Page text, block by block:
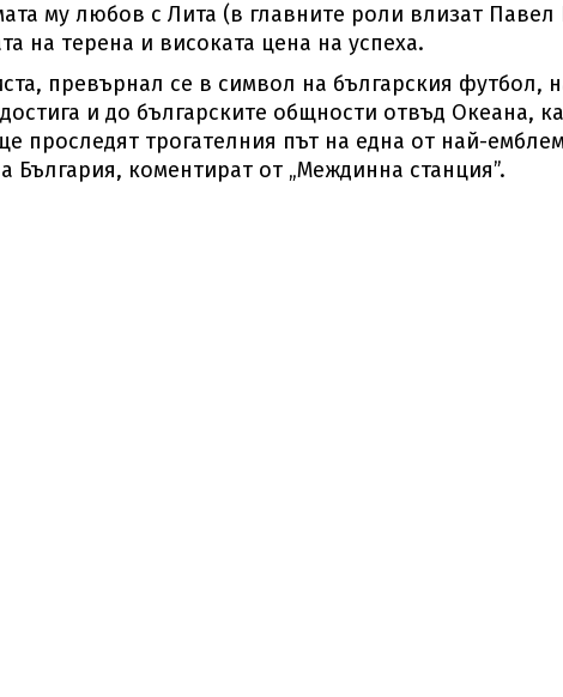
му любов с Лита (в главните роли влизат
на терена и високата цена на успеха.
превърнал се в символ на българския футбол,
и до българските общности отвъд Океана,
проследят трогателния път на една от най-
България, коментират от „Междинна станция”.